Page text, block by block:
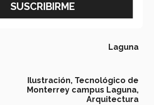
Laguna
Ilustración, Tecnológico de
Monterrey campus Laguna,
Arquitectura